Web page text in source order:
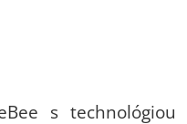
s technológiou